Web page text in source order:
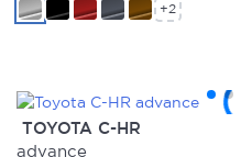
+2
TOYOTA C-HR
advance